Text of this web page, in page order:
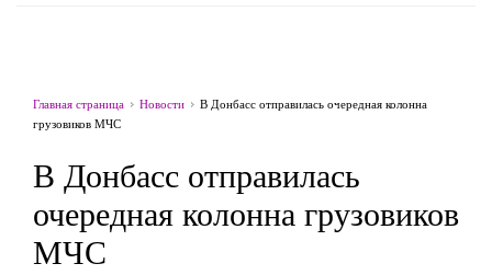
Главная страница Новости
В Донбасс отправилась очередная колонна
грузовиков МЧС
В Донбасс отправилась
очередная колонна грузовиков
МЧС